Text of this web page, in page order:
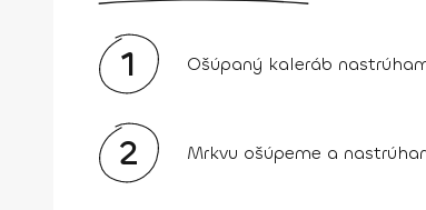
1 Ošúpaný kaleráb
2 Mrkvu ošúpeme a